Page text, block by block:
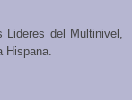
Lideres del Multinivel,
Hispana.